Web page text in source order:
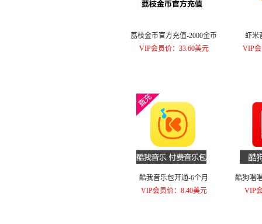
荔枝金币官方充值-2000金币
VIP会员价：33.60美元
虾米
VIP
酷我音乐包开通-6个月
VIP会员价：8.40美元
酷狗唱
VIP